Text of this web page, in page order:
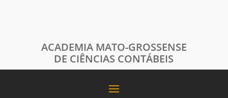
ACADEMIA MATO-GROSSENSE
DE CIÊNCIAS CONTÁBEIS